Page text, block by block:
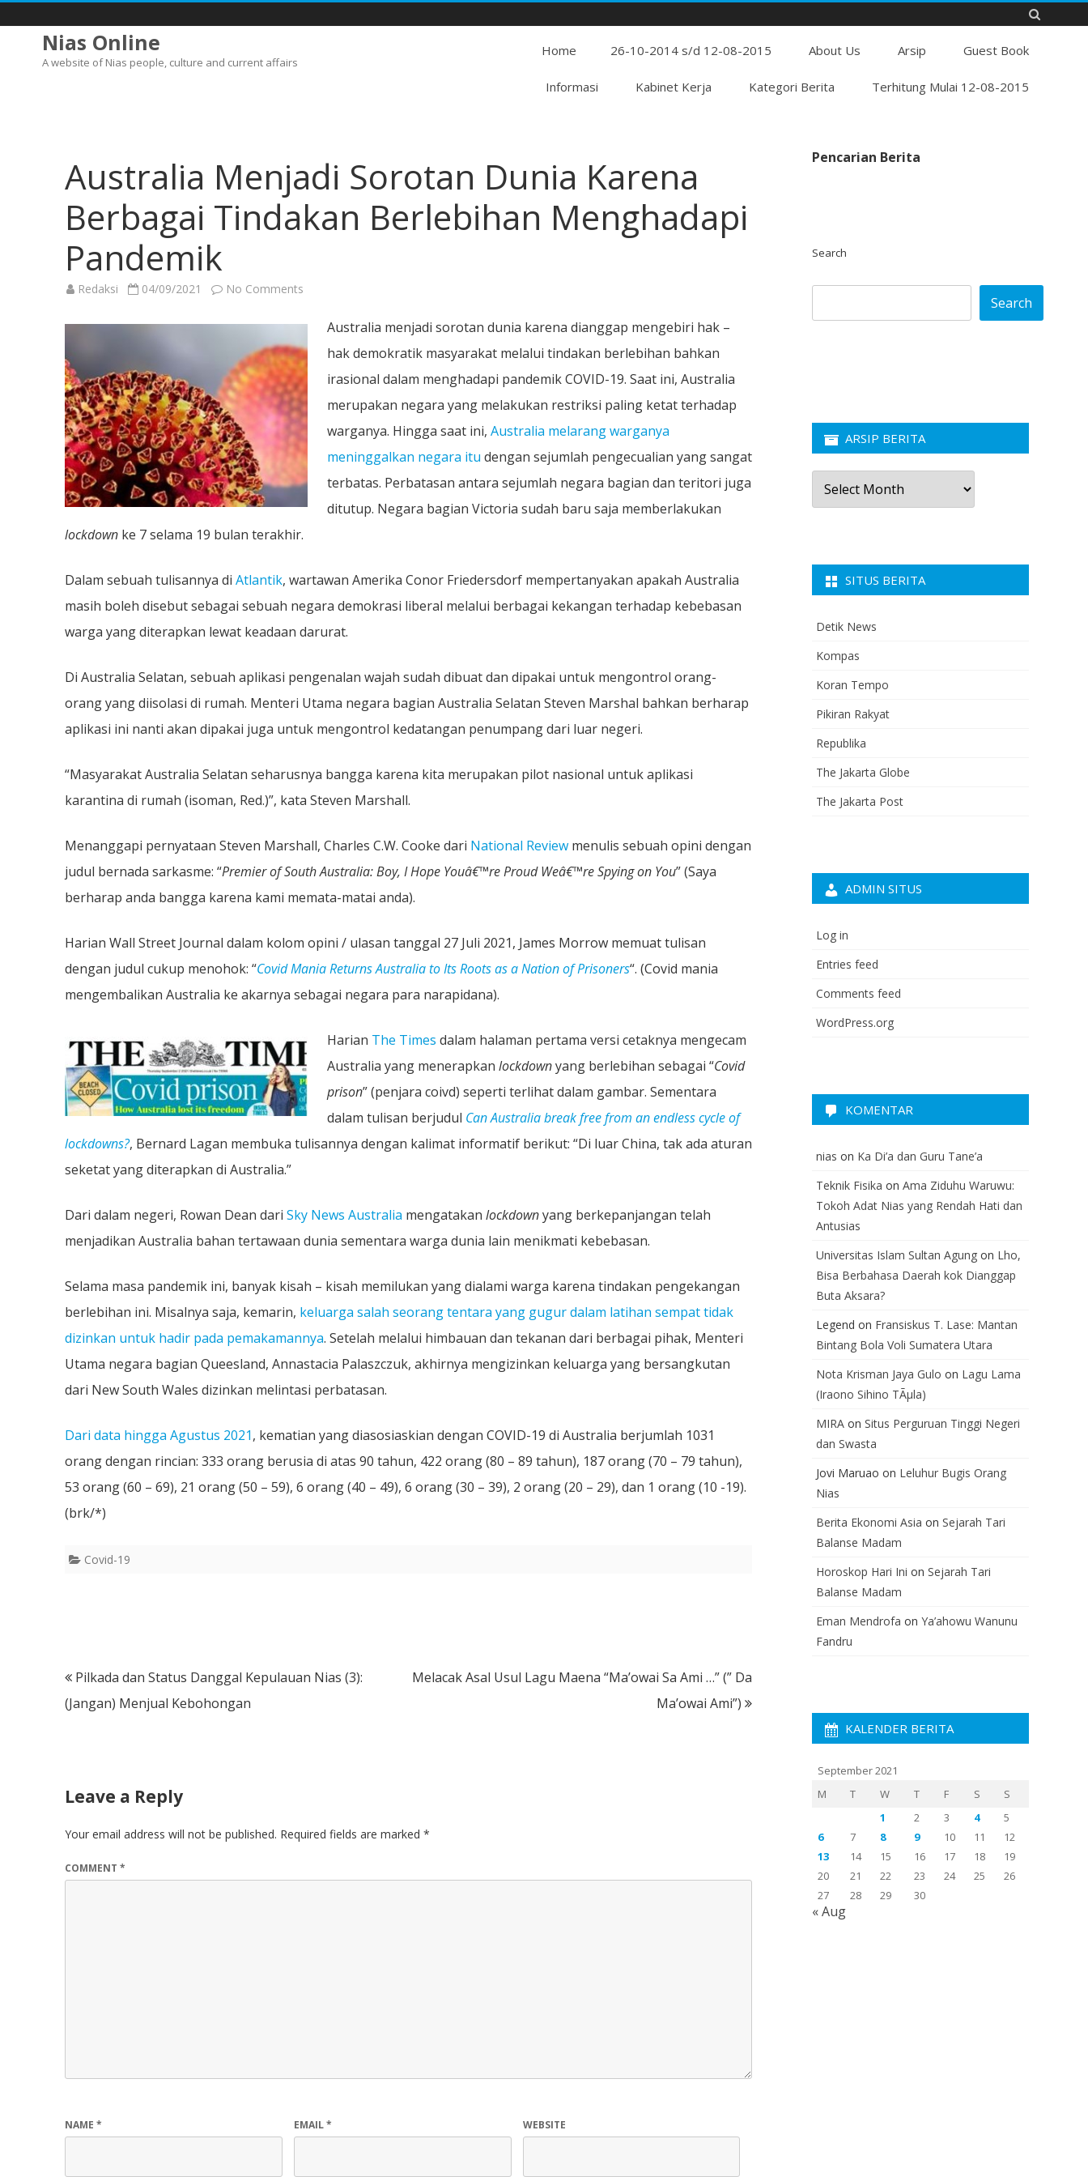
Nias Online
A website of Nias people, culture and current affairs
to
Home 26-10-2014 s/d 12-08-2015 About Us Arsip Guest Book
Informasi Kabinet Kerja Kategori Berita Terhitung Mulai 12-08-2015
Australia Menjadi Sorotan Dunia Karena
Berbagai Tindakan Berlebihan Menghadapi
Pandemik
Redaksi 04/09/2021 No Comments
Sorotan
Dunia
Karena
Berbagai
Tindakan
Berlebihan
Menghadapi
Pandemik
Australia menjadi sorotan dunia karena dianggap mengebiri hak –
hak demokratik masyarakat melalui tindakan berlebihan bahkan
irasional dalam menghadapi pandemik COVID-19. Saat ini, Australia
merupakan negara yang melakukan restriksi paling ketat terhadap
warganya. Hingga saat ini, Australia melarang warganya
meninggalkan negara itu dengan sejumlah pengecualian yang sangat
terbatas. Perbatasan antara sejumlah negara bagian dan teritori juga
ditutup. Negara bagian Victoria sudah baru saja memberlakukan
lockdown ke 7 selama 19 bulan terakhir.
Dalam sebuah tulisannya di Atlantik, wartawan Amerika Conor Friedersdorf mempertanyakan apakah Australia
masih boleh disebut sebagai sebuah negara demokrasi liberal melalui berbagai kekangan terhadap kebebasan
warga yang diterapkan lewat keadaan darurat.
Di Australia Selatan, sebuah aplikasi pengenalan wajah sudah dibuat dan dipakai untuk mengontrol orang-
orang yang diisolasi di rumah. Menteri Utama negara bagian Australia Selatan Steven Marshal bahkan berharap
aplikasi ini nanti akan dipakai juga untuk mengontrol kedatangan penumpang dari luar negeri.
“Masyarakat Australia Selatan seharusnya bangga karena kita merupakan pilot nasional untuk aplikasi
karantina di rumah (isoman, Red.)”, kata Steven Marshall.
Menanggapi pernyataan Steven Marshall, Charles C.W. Cooke dari National Review menulis sebuah opini dengan
judul bernada sarkasme: “Premier of South Australia: Boy, I Hope Youâ€™re Proud Weâ€™re Spying on You” (Saya
berharap anda bangga karena kami memata-matai anda).
Harian Wall Street Journal dalam kolom opini / ulasan tanggal 27 Juli 2021, James Morrow memuat tulisan
dengan judul cukup menohok: “Covid Mania Returns Australia to Its Roots as a Nation of Prisoners“. (Covid mania
mengembalikan Australia ke akarnya sebagai negara para narapidana).
Harian The Times dalam halaman pertama versi cetaknya mengecam
Australia yang menerapkan lockdownyang berlebihan sebagai “Covid
prison” (penjara coivd) seperti terlihat dalam gambar. Sementara
dalam tulisan berjudul Can Australia break free from an endless cycle of
lockdowns?, Bernard Lagan membuka tulisannya dengan kalimat informatif berikut: “Di luar China, tak ada aturan
seketat yang diterapkan di Australia.”
Dari dalam negeri, Rowan Dean dari Sky News Australia mengatakan lockdownyang berkepanjangan telah
menjadikan Australia bahan tertawaan dunia sementara warga dunia lain menikmati kebebasan.
Selama masa pandemik ini, banyak kisah – kisah memilukan yang dialami warga karena tindakan pengekangan
berlebihan ini. Misalnya saja, kemarin, keluarga salah seorang tentara yang gugur dalam latihan sempat tidak
dizinkan untuk hadir pada pemakamannya. Setelah melalui himbauan dan tekanan dari berbagai pihak, Menteri
Utama negara bagian Queesland, Annastacia Palaszczuk, akhirnya mengizinkan keluarga yang bersangkutan
dari New South Wales dizinkan melintasi perbatasan.
Dari data hingga Agustus 2021, kematian yang diasosiaskian dengan COVID-19 di Australia berjumlah 1031
orang dengan rincian: 333 orang berusia di atas 90 tahun, 422 orang (80 – 89 tahun), 187 orang (70 – 79 tahun),
53 orang (60 – 69), 21 orang (50 – 59), 6 orang (40 – 49), 6 orang (30 – 39), 2 orang (20 – 29), dan 1 orang (10 -19).
(brk/*)
Covid-19
Post
navigation
Pilkada dan Status Danggal Kepulauan Nias (3):
(Jangan) Menjual Kebohongan
Melacak Asal Usul Lagu Maena “Ma’owai Sa Ami …” (” Da
Ma’owai Ami”)
Leave a Reply
Your email address will not be published. Required fields are marked *
COMMENT *
NAME * EMAIL* WEBSITE
Pencarian Berita
Search
Search
ARSIP BERITA
Arsip
Berita
SITUS BERITA
Detik News
Kompas
Koran Tempo
Pikiran Rakyat
Republika
The Jakarta Globe
The Jakarta Post
ADMIN SITUS
Log in
Entries feed
Comments feed
WordPress.org
KOMENTAR
nias on Ka Di’a dan Guru Tane’a
Teknik Fisika on Ama Ziduhu Waruwu:
Tokoh Adat Nias yang Rendah Hati dan
Antusias
Universitas Islam Sultan Agung on Lho,
Bisa Berbahasa Daerah kok Dianggap
Buta Aksara?
Legend on Fransiskus T. Lase: Mantan
Bintang Bola Voli Sumatera Utara
Nota Krisman Jaya Gulo on Lagu Lama
(Iraono Sihino TÃµla)
MIRA on Situs Perguruan Tinggi Negeri
dan Swasta
Jovi Maruao on Leluhur Bugis Orang
Nias
Berita Ekonomi Asia on Sejarah Tari
Balanse Madam
Horoskop Hari Ini on Sejarah Tari
Balanse Madam
Eman Mendrofa on Ya’ahowu Wanunu
Fandru
KALENDER BERITA
September 2021
M
T W T F S
S
1
2 3 4
5
6
7 8 9 10 11
12
13
14 15 16 17 18
19
20
21 22 23 24 25
26
27
28 29 30
« Aug